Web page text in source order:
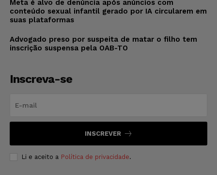
Meta é alvo de denúncia após anúncios com
conteúdo sexual infantil gerado por IA circularem em
suas plataformas
Advogado preso por suspeita de matar o filho tem
inscrição suspensa pela OAB-TO
Inscreva-se
INSCREVER
Li e aceito a Política de privacidade.